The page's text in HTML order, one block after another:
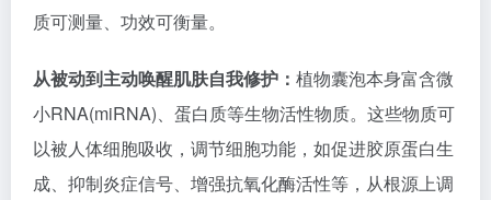
质可测量、功效可衡量。
从被动到主动唤醒肌肤自我修护： 植物囊泡本身富含微
小RNA(miRNA)、蛋白质等生物活性物质。这些物质可
以被人体细胞吸收，调节细胞功能，如促进胶原蛋白生
成、抑制炎症信号、增强抗氧化酶活性等，从根源上调